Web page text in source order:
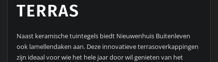
TERRAS
Naast keramische tuintegels biedt Nieuwenhuis Buitenleven
ook lamellendaken aan. Deze innovatieve terrasoverkappingen
zijn ideaal voor wie het hele jaar door wil genieten van het